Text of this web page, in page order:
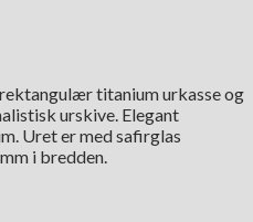
kr..
titanium urkasse og
urskive. Elegant
Uret er med safirglas
i bredden.